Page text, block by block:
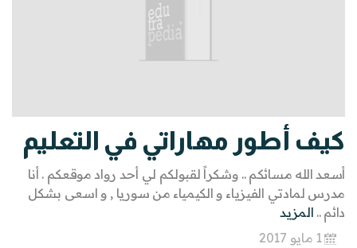
كيف أطور مهاراتي في التعليم
أسعد الله مسائكم .. وشكراً لقبولكم لي أحد رواد موقعكم . أنا
مدرس لمادتي الفيزياء و الكيمياء من سوريا , و اسعى بشكل
دائم .. المزيد
1 مايو 2017